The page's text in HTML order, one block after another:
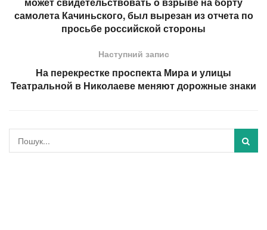
самолета Качиньского, был вырезан из отчета по
просьбе российской стороны
Наступний запис
На перекрестке проспекта Мира и улицы
Театральной в Николаеве меняют дорожные знаки